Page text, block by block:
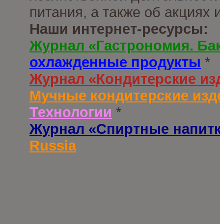
питания, а также об
Наши интернет-ресурсы:
Журнал «Гастрономия.
охлажденные продукты *
Журнал «Кондитерские
Мучные кондитерские
Технологии *
Журнал «Спиртные
Russia